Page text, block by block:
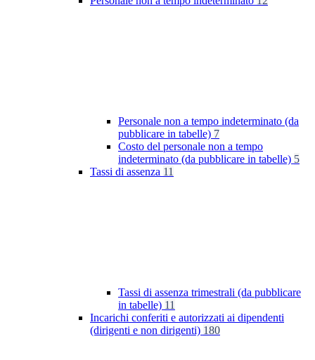
Personale non a tempo indeterminato (da
pubblicare in tabelle) 7
Costo del personale non a tempo
indeterminato (da pubblicare in tabelle) 5
Tassi di assenza 11
Tassi di assenza trimestrali (da pubblicare
in tabelle) 11
Incarichi conferiti e autorizzati ai dipendenti
(dirigenti e non dirigenti) 180